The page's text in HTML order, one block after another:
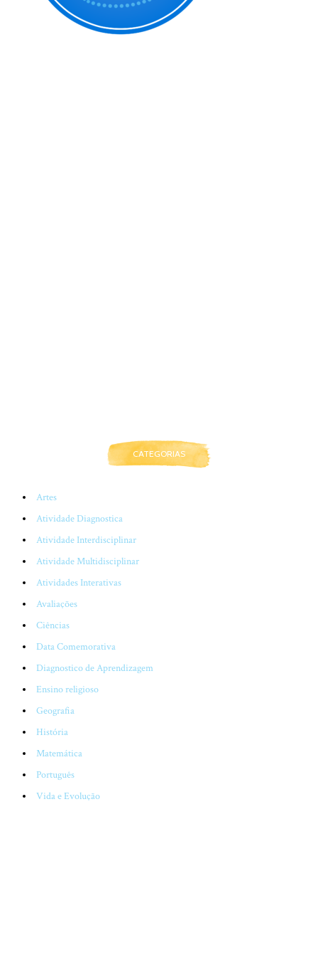
CATEGORIAS
Artes
Atividade Diagnostica
Atividade Interdisciplinar
Atividade Multidisciplinar
Atividades Interativas
Avaliações
Ciências
Data Comemorativa
Diagnostico de Aprendizagem
Ensino religioso
Geografia
História
Matemática
Português
Vida e Evolução